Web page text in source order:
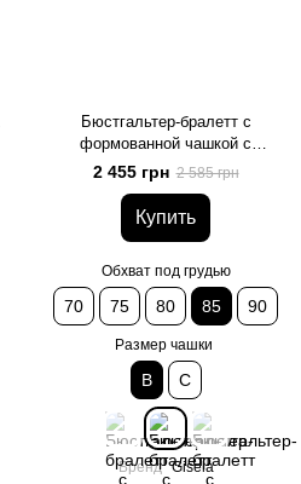
Бюстгальтер-бралетт с
формованной чашкой с
силиконовыми косточками
Gisela 389, чорний*, 85, B
2 455 грн 2 585 грн
Купить
Обхват под грудью
70 75 80 85 90
Размер чашки
B C
Бренд Gisela